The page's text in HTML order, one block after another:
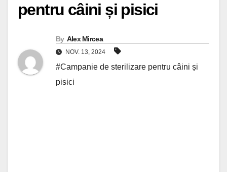
pentru câini și pisici
By Alex Mircea
NOV. 13, 2024
#Campanie de sterilizare pentru câini și
pisici